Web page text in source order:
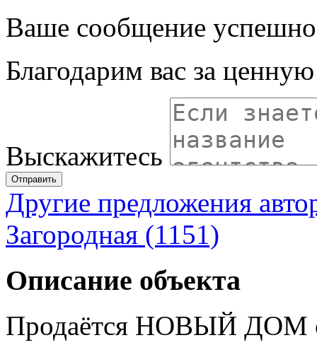
Ваше сообщение успешно
Благодарим вас за
Выскажитесь
Отправить
Другие предложения
Загородная (1151)
Описание объекта
Продаётся НОВЫЙ ДОМ